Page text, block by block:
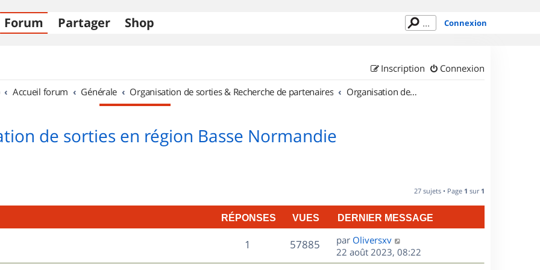
Forum Partager Shop Connexion
Connexion
Inscription
Accueil forum Générale Organisation de sorties & Recherche de partenaires Organisation de sorties en région Basse Normandie
de sorties en région Basse Normandie
27 sujets • Page 1 sur 1
RÉPONSES VUES DERNIER MESSAGE
1
é
57885V
u
D
e
r
par Oliversxv
22 août 2023, 08:22